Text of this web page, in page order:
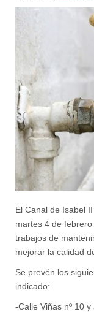
El Canal de Isabel
martes 4 de
trabajos de
mejorar la calidad
Se prevén los
indicado:
-Calle Viñas nº 10